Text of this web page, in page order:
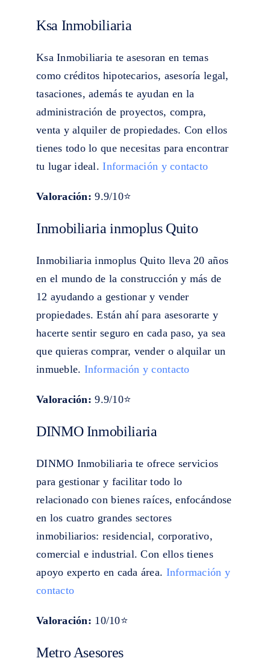
Ksa Inmobiliaria
Ksa Inmobiliaria te asesoran en temas
como créditos hipotecarios, asesoría legal,
tasaciones, además te ayudan en la
administración de proyectos, compra,
venta y alquiler de propiedades. Con ellos
tienes todo lo que necesitas para encontrar
tu lugar ideal.Información y contacto
Valoración:9.9/10⭐
Inmobiliaria inmoplus Quito
Inmobiliaria inmoplus Quito lleva 20 años
en el mundo de la construcción y más de
12 ayudando a gestionar y vender
propiedades. Están ahí para asesorarte y
hacerte sentir seguro en cada paso, ya sea
que quieras comprar, vender o alquilar un
inmueble. Información y contacto
Valoración: 9.9/10⭐
DINMO Inmobiliaria
DINMO Inmobiliaria te ofrece servicios
para gestionar y facilitar todo lo
relacionado con bienes raíces, enfocándose
en los cuatro grandes sectores
inmobiliarios: residencial, corporativo,
comercial e industrial. Con ellos tienes
apoyo experto en cada área. Información y
contacto
Valoración: 10/10⭐
Metro Asesores